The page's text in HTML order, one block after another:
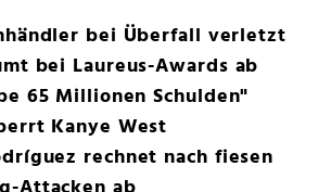
bei Überfall verletzt
bei Laureus-Awards ab
65 Millionen Schulden"
Kanye West
rechnet nach fiesen